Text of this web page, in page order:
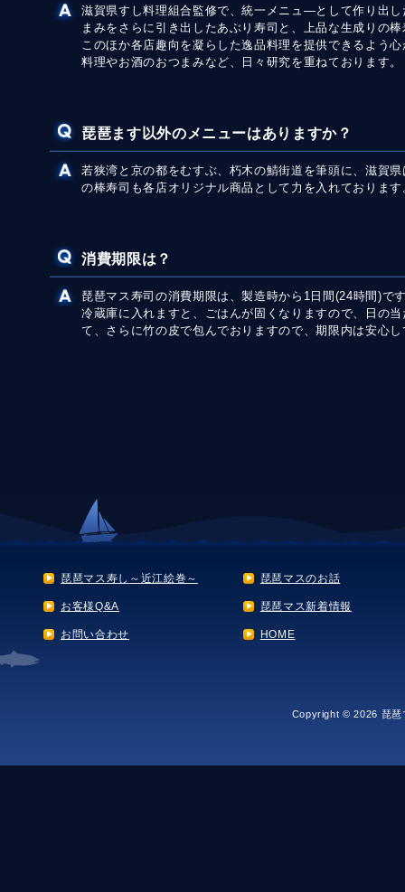
滋賀県すし料理組合監修で、統一メニュ―として作り出し
まみをさらに引き出したあぶり寿司と、上品な生成りの
このほか各店趣向を凝らした逸品料理を提供できるよう
料理やお酒のおつまみなど、日々研究を重ねております。
琵琶ます以外のメニューはありますか？
若狭湾と京の都をむすぶ、朽木の鯖街道を筆頭に、滋賀
の棒寿司も各店オリジナル商品として力を入れておりま
消費期限は？
琵琶マス寿司の消費期限は、製造時から1日間(24時間)で
冷蔵庫に入れますと、ごはんが固くなりますので、日の
て、さらに竹の皮で包んでおりますので、期限内は安心
琵琶マス寿し～近江絵巻～ 琵琶マスのお話
お客様Q&A 琵琶マス新着情報
お問い合わせ HOME
Copyright ©2026 琵